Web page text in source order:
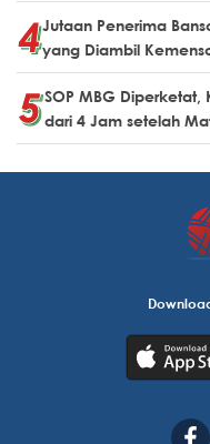
Jutaan Penerima
yang Diambil
SOP MBG Diperketat,
dari 4 Jam setelah